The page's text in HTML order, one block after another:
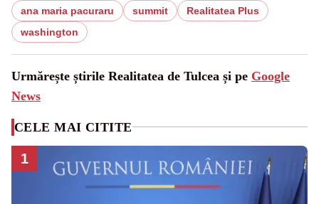
ana maria pacuraru summit
Realitatea Plus
washington
Urmărește știrile Realitatea de Tulcea și pe Google
News
CELE MAI CITITE
1